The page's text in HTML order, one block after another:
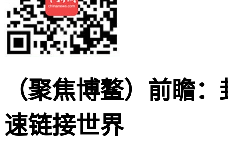
（聚焦博鳌）前瞻
速链接世界